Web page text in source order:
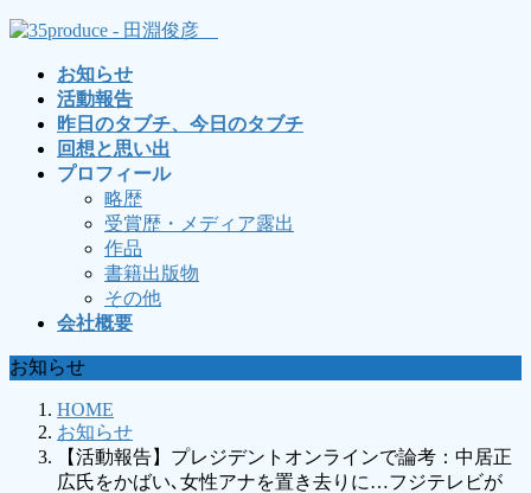
コ
ナ
お知らせ
活動報告
昨日のタブチ、今日のタブチ
回想と思い出
プロフィール
略歴
受賞歴・メディア露出
作品
書籍出版物
その他
会社概要
お知らせ
HOME
お知らせ
【活動報告】プレジデントオンラインで論考：中居正
広氏をかばい､女性アナを置き去りに…フジテレビが